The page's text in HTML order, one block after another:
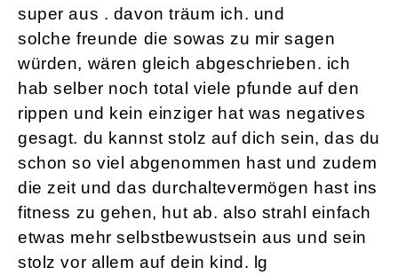
super aus . davon träum ich. und
solche freunde die sowas zu mir sagen
würden, wären gleich abgeschrieben. ich
hab selber noch total viele pfunde auf den
rippen und kein einziger hat was negatives
gesagt. du kannst stolz auf dich sein, das du
schon so viel abgenommen hast und zudem
die zeit und das durchaltevermögen hast ins
fitness zu gehen, hut ab. also strahl einfach
etwas mehr selbstbewustsein aus und sein
stolz vor allem auf dein kind. lg